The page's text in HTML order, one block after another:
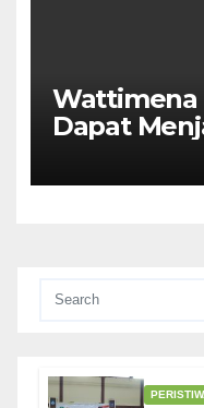
Wattimena
Dapat